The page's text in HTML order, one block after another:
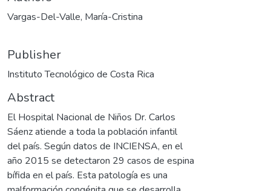
Vargas-Del-Valle, María-Cristina
Publisher
Instituto Tecnológico de Costa Rica
Abstract
El Hospital Nacional de Niños Dr. Carlos
Sáenz atiende a toda la población infantil
del país. Según datos de INCIENSA, en el
año 2015 se detectaron 29 casos de espina
bífida en el país. Esta patología es una